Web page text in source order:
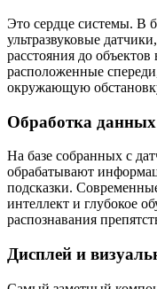
Это сердце системы. В
ультразвуковые
расстояния до
расположенные
окружающую
Обработка данных
На базе собранных с
обрабатывают
подсказки.
интеллект и глубокое
распознавания
Дисплей и